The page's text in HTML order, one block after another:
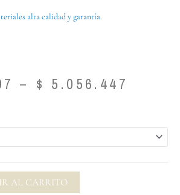
alta calidad y garantía.
– $ 5.056.447
$
AL CARRITO